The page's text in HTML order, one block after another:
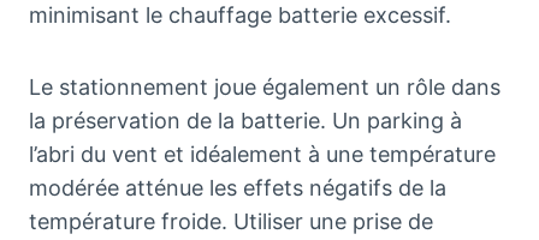
minimisant le chauffage batterie excessif.
Le stationnement joue également un rôle dans
la préservation de la batterie. Un parking à
l’abri du vent et idéalement à une température
modérée atténue les effets négatifs de la
température froide. Utiliser une prise de